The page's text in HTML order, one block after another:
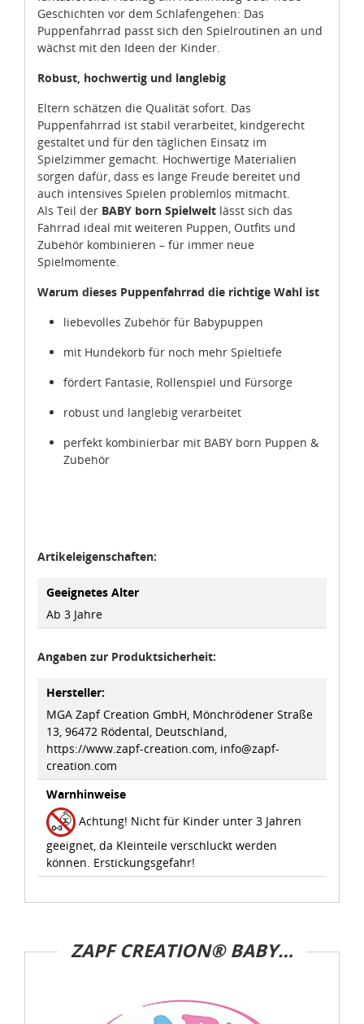
dass die Datenschutzvorgaben der EU auch bei der
Verarbeitung von Daten in den USA eingehalten werden.
auf Ihrem Bildschirm anpassen und damit widerrufen.
idee+spiel Betriebs-GmbH
DatenschutzbestimmungenundImpressum
Geschichten vor dem Schlafengehen: Das
Puppenfahrrad passt sich den Spielroutinen an und
wächst mit den Ideen der Kinder.
Robust, hochwertig und langlebig
Eltern schätzen die Qualität sofort. Das
Puppenfahrrad ist stabil verarbeitet, kindgerecht
gestaltet und für den täglichen Einsatz im
Spielzimmer gemacht. Hochwertige Materialien
sorgen dafür, dass es lange Freude bereitet und
auch intensives Spielen problemlos mitmacht.
Als Teil der BABY born Spielwelt lässt sich das
Fahrrad ideal mit weiteren Puppen, Outfits und
Zubehör kombinieren – für immer neue
Spielmomente.
Warum dieses Puppenfahrrad die richtige Wahl ist
liebevolles Zubehör für Babypuppen
mit Hundekorb für noch mehr Spieltiefe
fördert Fantasie, Rollenspiel und Fürsorge
robust und langlebig verarbeitet
perfekt kombinierbar mit BABY born Puppen &
Zubehör
Artikeleigenschaften:
Geeignetes Alter
Ab 3 Jahre
Angaben zur Produktsicherheit:
Hersteller:
MGA Zapf Creation GmbH, Mönchrödener Straße
13, 96472 Rödental, Deutschland,
https://www.zapf-creation.com, info@zapf-
creation.com
Warnhinweise
Achtung! Nicht für Kinder unter 3 Jahren
geeignet, da Kleinteile verschluckt werden
können. Erstickungsgefahr!
ZAPF CREATION® BABY BORN®